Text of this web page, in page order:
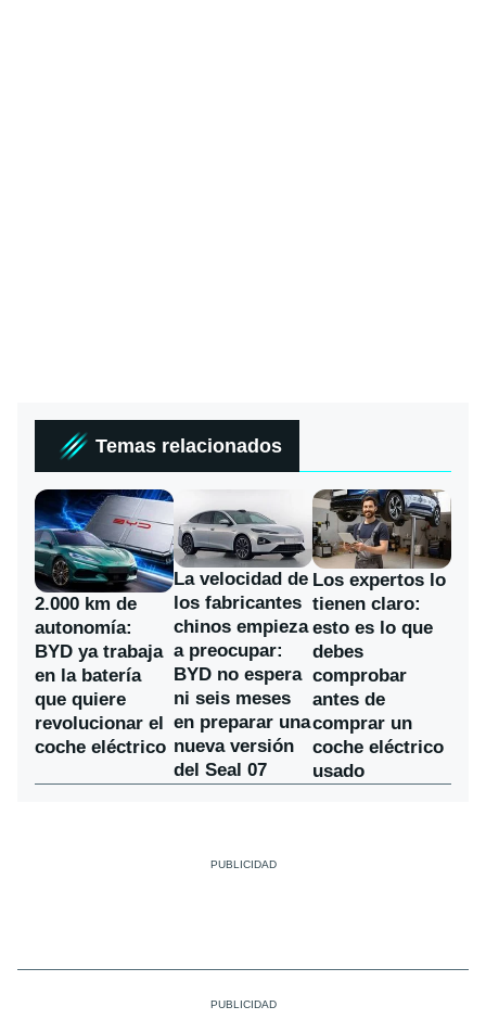
Temas relacionados
2.000 km de
autonomía:
BYD ya trabaja
en la batería
que quiere
revolucionar el
coche eléctrico
La velocidad de
los fabricantes
chinos empieza
a preocupar:
BYD no espera
ni seis meses
en preparar una
nueva versión
del Seal 07
Los expertos lo
tienen claro:
esto es lo que
debes
comprobar
antes de
comprar un
coche eléctrico
usado